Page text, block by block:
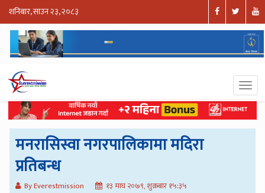
शनिबार, साउन २३, २०८३
मनरासिस्वा नगरपालिकामा मदिरा
प्रतिबन्ध
By Everestmission १३ माघ २०७९, शुक्रबार १५:३५